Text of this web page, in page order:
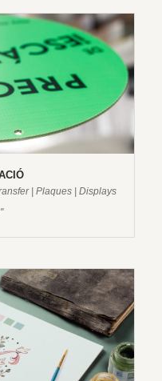
| Plaques | Displays